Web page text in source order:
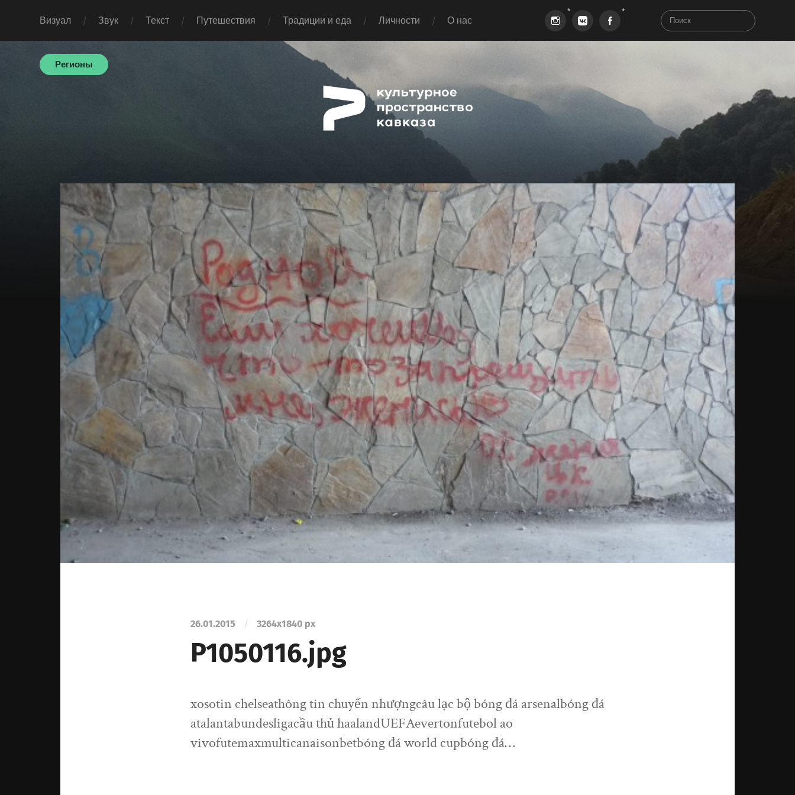
Визуал Звук Текст Путешествия
Регионы
Традиции и еда Личности О нас Instagram
VK Facebook
Papaha
26.01.2015 / 3264x1840 px
P1050116.jpg
xosotin chelseathông tin chuyển nhượngcâu lạc bộ bóng đá arsenalbóng đá
atalantabundesligacầu thủ haalandUEFAevertonfutebol ao
vivofutemaxmulticanaisonbetbóng đá world cupbóng đá…